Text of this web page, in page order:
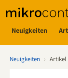
Neuigkeiten
Neuigkeiten › Artikel